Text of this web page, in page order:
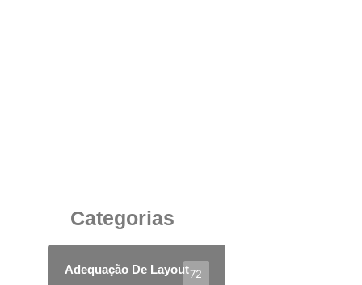
Categorias
Adequação De Layout72